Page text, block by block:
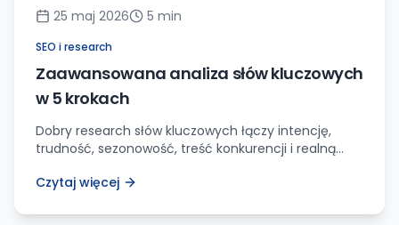
25 maj 2026 5 min
SEO i research
Zaawansowana analiza słów kluczowych
w 5 krokach
Dobry research słów kluczowych łączy intencję,
trudność, sezonowość, treść konkurencji i realną
Czytaj więcej